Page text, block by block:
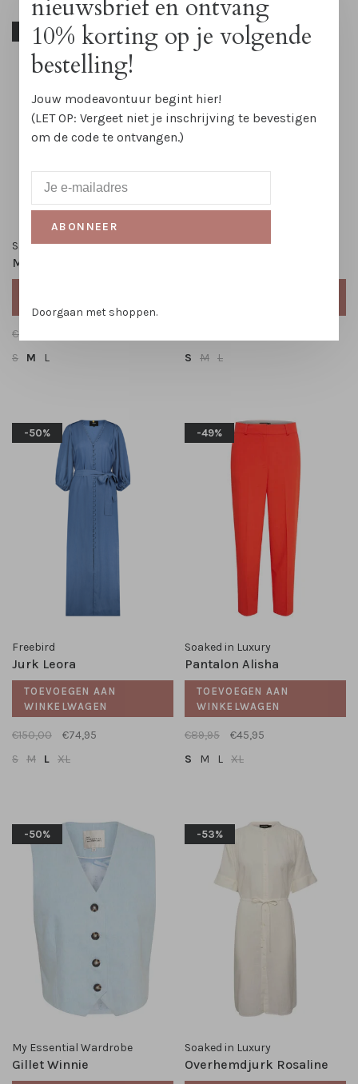
-30%
Saint Tropez
Midirok Ursula
€79,95
S
M L
-52%
Soaked in Luxury
S
M L
-50%
Freebird
Jurk Leora
TOEVOEGEN AAN
WINKELWAGEN
€150,00
€74,95
S M L XL
-49%
Soaked in Luxury
Pantalon Alisha
TOEVOEGEN AAN
WINKELWAGEN
€89,95
€45,95
S
M L XL
-50%
My Essential Wardrobe
Gillet Winnie
-53%
Soaked in Luxury
Overhemdjurk Rosaline
nieuwsbrief en ontvang
10% korting op je volgende
bestelling!
Jouw modeavontuur begint hier!
(LET OP: Vergeet niet je inschrijving te bevestigen
om de code te ontvangen.)
ABONNEER
Doorgaan met shoppen.